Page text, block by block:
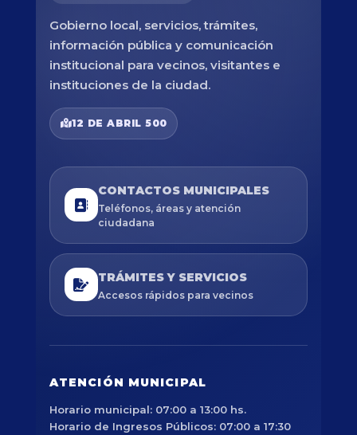
Gobierno local, servicios, trámites,
información pública y comunicación
institucional para vecinos, visitantes e
instituciones de la ciudad.
12 DE ABRIL 500
CONTACTOS MUNICIPALES
Teléfonos, áreas y atención
ciudadana
TRÁMITES Y SERVICIOS
Accesos rápidos para vecinos
ATENCIÓN MUNICIPAL
Horario municipal: 07:00 a 13:00 hs.
Horario de Ingresos Públicos: 07:00 a 17:30